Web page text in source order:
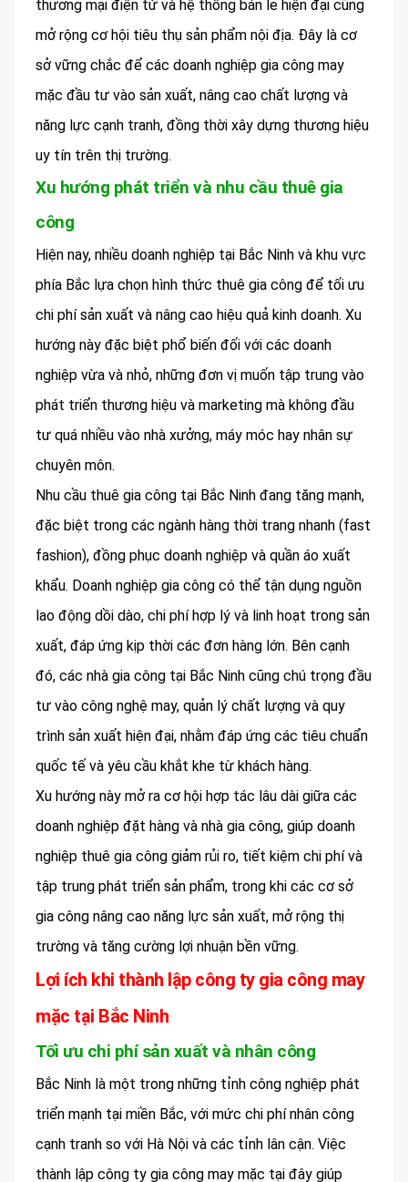
thương mại điện tử và hệ thống bán lẻ hiện đại cũng
mở rộng cơ hội tiêu thụ sản phẩm nội địa. Đây là cơ
sở vững chắc để các doanh nghiệp gia công may
mặc đầu tư vào sản xuất, nâng cao chất lượng và
năng lực cạnh tranh, đồng thời xây dựng thương hiệu
uy tín trên thị trường.
Xu hướng phát triển và nhu cầu thuê gia
công
Hiện nay, nhiều doanh nghiệp tại Bắc Ninh và khu vực
phía Bắc lựa chọn hình thức thuê gia công để tối ưu
chi phí sản xuất và nâng cao hiệu quả kinh doanh. Xu
hướng này đặc biệt phổ biến đối với các doanh
nghiệp vừa và nhỏ, những đơn vị muốn tập trung vào
phát triển thương hiệu và marketing mà không đầu
tư quá nhiều vào nhà xưởng, máy móc hay nhân sự
chuyên môn.
Nhu cầu thuê gia công tại Bắc Ninh đang tăng mạnh,
đặc biệt trong các ngành hàng thời trang nhanh (fast
fashion), đồng phục doanh nghiệp và quần áo xuất
khẩu. Doanh nghiệp gia công có thể tận dụng nguồn
lao động dồi dào, chi phí hợp lý và linh hoạt trong sản
xuất, đáp ứng kịp thời các đơn hàng lớn. Bên cạnh
đó, các nhà gia công tại Bắc Ninh cũng chú trọng đầu
tư vào công nghệ may, quản lý chất lượng và quy
trình sản xuất hiện đại, nhằm đáp ứng các tiêu chuẩn
quốc tế và yêu cầu khắt khe từ khách hàng.
Xu hướng này mở ra cơ hội hợp tác lâu dài giữa các
doanh nghiệp đặt hàng và nhà gia công, giúp doanh
nghiệp thuê gia công giảm rủi ro, tiết kiệm chi phí và
tập trung phát triển sản phẩm, trong khi các cơ sở
gia công nâng cao năng lực sản xuất, mở rộng thị
trường và tăng cường lợi nhuận bền vững.
Lợi ích khi thành lập công ty gia công may
mặc tại Bắc Ninh
Tối ưu chi phí sản xuất và nhân công
Bắc Ninh là một trong những tỉnh công nghiệp phát
triển mạnh tại miền Bắc, với mức chi phí nhân công
cạnh tranh so với Hà Nội và các tỉnh lân cận. Việc
thành lập công ty gia công may mặc tại đây giúp